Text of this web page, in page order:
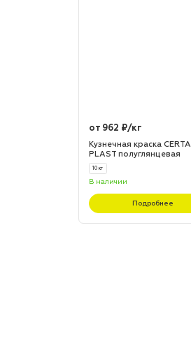
от 962 ₽/кг
Кузнечная краска CERTA
PLAST полуглянцевая
10 кг
В наличии
Подробнее